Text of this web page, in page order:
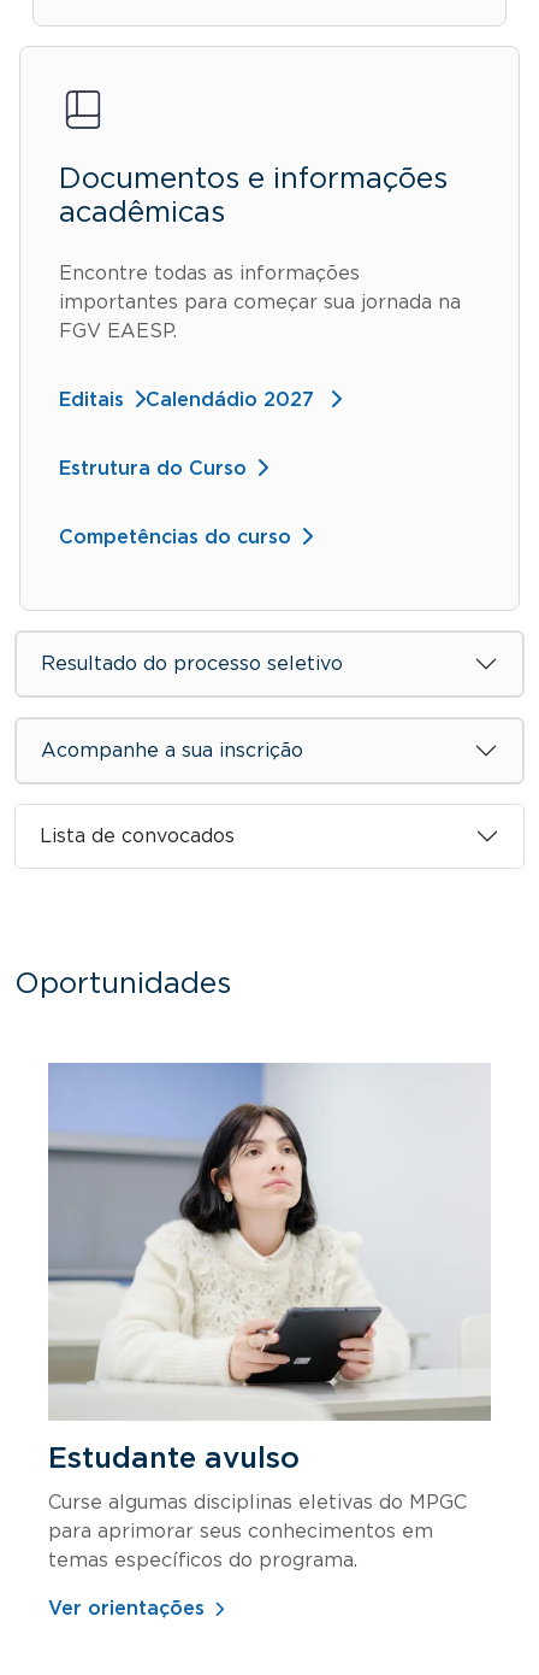
Documentos e informações
acadêmicas
Encontre todas as informações
importantes para começar sua jornada na
FGV EAESP.
Editais Calendádio 2027
Estrutura do Curso
Competências do curso
Resultado do processo seletivo
Acompanhe a sua inscrição
Lista de convocados
Oportunidades
Estudante avulso
Curse algumas disciplinas eletivas do MPGC
para aprimorar seus conhecimentos em
temas específicos do programa.
Ver orientações